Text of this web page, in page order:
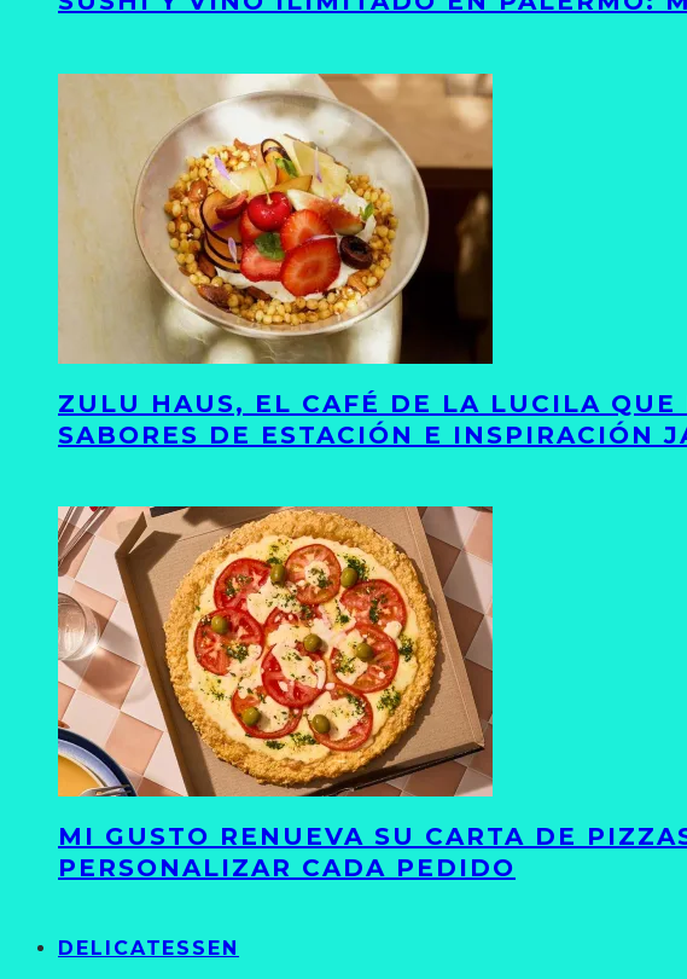
ZULU HAUS, EL CAFÉ DE LA LUCILA QUE
SABORES DE ESTACIÓN E INSPIRACIÓN
MI GUSTO RENUEVA SU CARTA DE
PERSONALIZAR CADA PEDIDO
DELICATESSEN